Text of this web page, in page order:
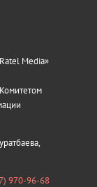
Media»
970-96-68